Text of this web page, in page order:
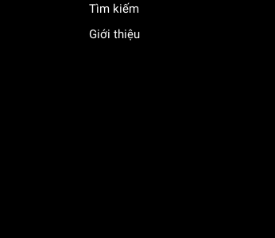
Tìm kiếm
Giới thiệu